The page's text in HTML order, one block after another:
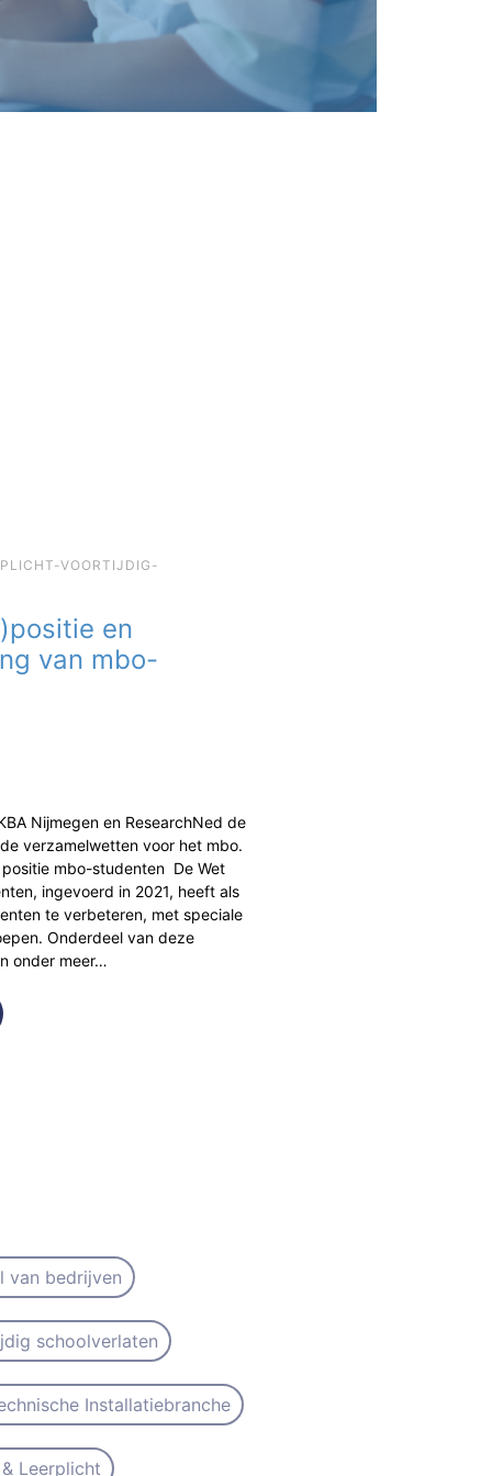
VOORTIJDIG-
en
van mbo-
Nijmegen en ResearchNed de
verzamelwetten voor het mbo.
mbo-studenten De Wet
ingevoerd in 2021, heeft als
te verbeteren, met speciale
Onderdeel van deze
onder meer…
van bedrijven
schoolverlaten
Installatiebranche
Leerplicht